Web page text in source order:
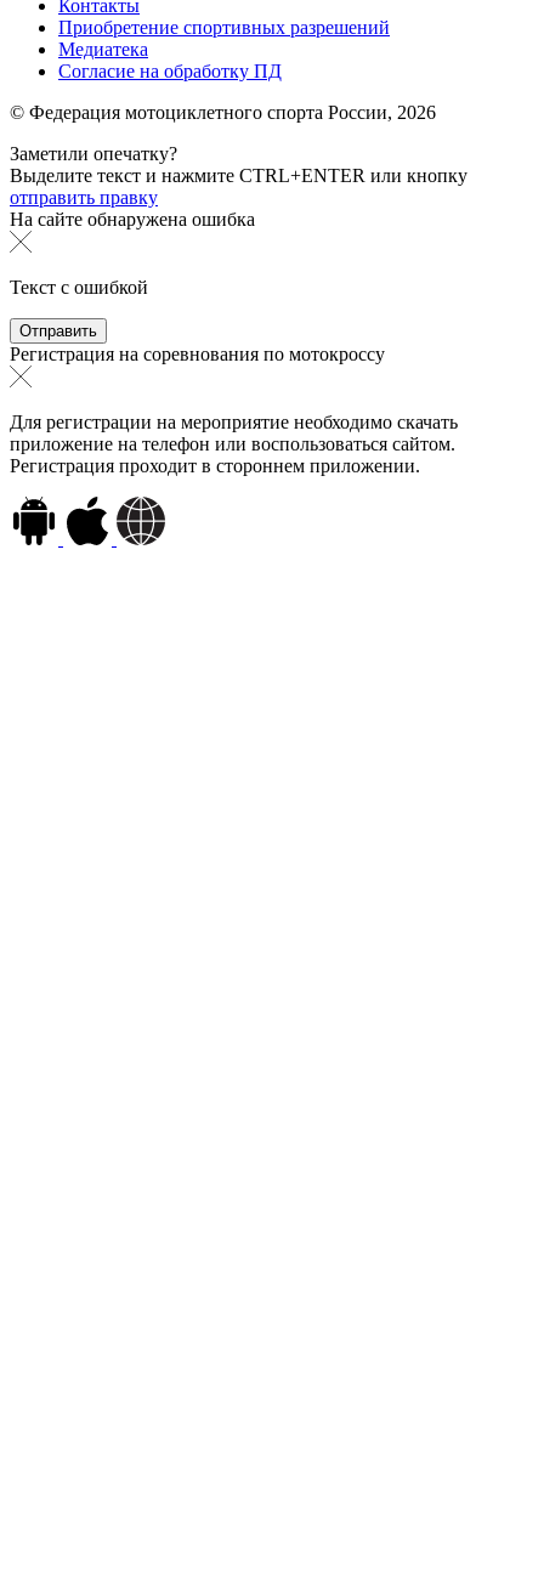
Контакты
Приобретение спортивных разрешений
Медиатека
Согласие на обработку ПД
© Федерация мотоциклетного спорта России, 2026
Заметили опечатку?
Выделите текст и нажмите CTRL+ENTER или кнопку
отправить правку
На сайте обнаружена ошибка
Текст с ошибкой
Регистрация на соревнования по мотокроссу
Для регистрации на мероприятие необходимо скачать
приложение на телефон или воспользоваться сайтом.
Регистрация проходит в стороннем приложении.